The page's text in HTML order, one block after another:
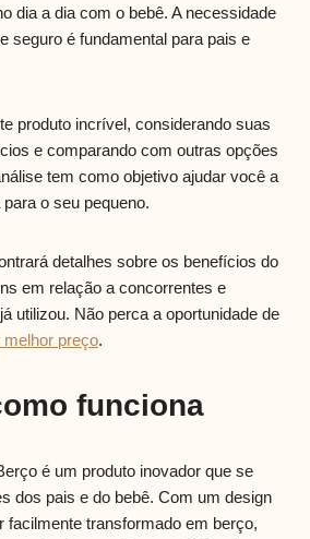
dia a dia com o bebê. A necessidade
seguro é fundamental para pais e
produto incrível, considerando suas
e comparando com outras opções
tem como objetivo ajudar você a
o seu pequeno.
detalhes sobre os benefícios do
em relação a concorrentes e
utilizou. Não perca a oportunidade de
melhor preço.
funciona
é um produto inovador que se
dos pais e do bebê. Com um design
facilmente transformado em berço,